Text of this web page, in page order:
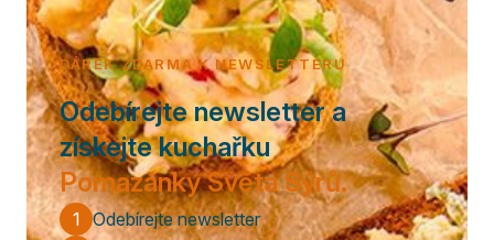
DÁREK ZDARMA K NEWSLETTERU
Odebírejte newsletter a
získejte kuchařku
Pomazánky Světa Sýrů.
1 Odebírejte newsletter